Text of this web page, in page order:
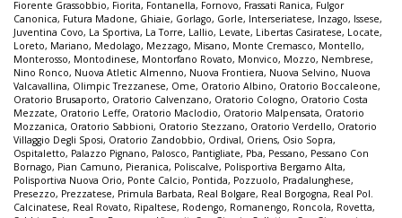
Fiorente Grassobbio, Fiorita, Fontanella, Fornovo, Frassati Ranica, Fulgor
Canonica, Futura Madone, Ghiaie, Gorlago, Gorle, Interseriatese, Inzago, Issese,
Juventina Covo, La Sportiva, La Torre, Lallio, Levate, Libertas Casiratese, Locate,
Loreto, Mariano, Medolago, Mezzago, Misano, Monte Cremasco, Montello,
Monterosso, Montodinese, Montorfano Rovato, Monvico, Mozzo, Nembrese,
Nino Ronco, Nuova Atletic Almenno, Nuova Frontiera, Nuova Selvino, Nuova
Valcavallina, Olimpic Trezzanese, Ome, Oratorio Albino, Oratorio Boccaleone,
Oratorio Brusaporto, Oratorio Calvenzano, Oratorio Cologno, Oratorio Costa
Mezzate, Oratorio Leffe, Oratorio Maclodio, Oratorio Malpensata, Oratorio
Mozzanica, Oratorio Sabbioni, Oratorio Stezzano, Oratorio Verdello, Oratorio
Villaggio Degli Sposi, Oratorio Zandobbio, Ordival, Oriens, Osio Sopra,
Ospitaletto, Palazzo Pignano, Palosco, Pantigliate, Pba, Pessano, Pessano Con
Bornago, Pian Camuno, Pieranica, Poliscalve, Polisportiva Bergamo Alta,
Polisportiva Nuova Orio, Ponte Calcio, Pontida, Pozzuolo, Pradalunghese,
Presezzo, Prezzatese, Primula Barbata, Real Bolgare, Real Borgogna, Real Pol.
Calcinatese, Real Rovato, Ripaltese, Rodengo, Romanengo, Roncola, Rovetta,